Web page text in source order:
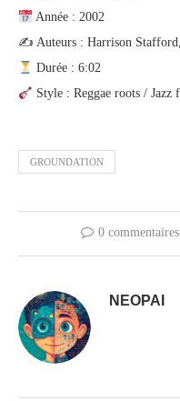
Année : 2002
✍️ Auteurs : Harrison
Durée : 6:02
Style : Reggae roots / Jazz
GROUNDATION
0 commentaires
NEOPAI